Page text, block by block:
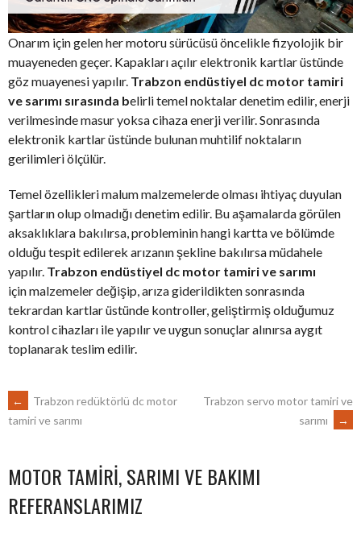
Onarım için gelen her motoru sürücüsü öncelikle fizyolojik bir
muayeneden geçer. Kapakları açılır elektronik kartlar üstünde
göz muayenesi yapılır. Trabzon endüstiyel dc motor tamiri
ve sarımı sırasında belirli temel noktalar denetim edilir, enerji
verilmesinde masur yoksa cihaza enerji verilir. Sonrasında
elektronik kartlar üstünde bulunan muhtilif noktaların
gerilimleri ölçülür.
Temel özellikleri malum malzemelerde olması ihtiyaç duyulan
şartların olup olmadığı denetim edilir. Bu aşamalarda görülen
aksaklıklara bakılırsa, probleminin hangi kartta ve bölümde
olduğu tespit edilerek arızanın şekline bakılırsa müdahele
yapılır. Trabzon endüstiyel dc motor tamiri ve sarımı
için malzemeler değişip, arıza giderildikten sonrasında
tekrardan kartlar üstünde kontroller, geliştirmiş olduğumuz
kontrol cihazları ile yapılır ve uygun sonuçlar alınırsa aygıt
toplanarak teslim edilir.
POST
NAVIGATION
←
Trabzon redüktörlü dc motor
tamiri ve sarımı
Trabzon servo motor tamiri ve
sarımı
→
MOTOR TAMIRI, SARIMI VE BAKIMI
REFERANSLARIMIZ